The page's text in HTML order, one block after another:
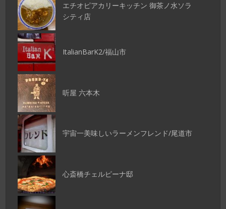
エチオピアカリーキッチン 御茶ノ水ソラ
シティ店
ItalianBarK2/福山市
听屋 六本木
宇宙一美味しいラーメンフレンド/尾道市
心斎橋チェルピーナ邸